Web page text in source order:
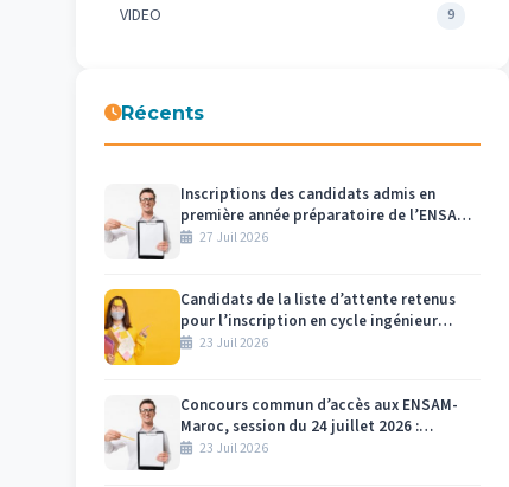
VIDEO 9
Récents
Inscriptions des candidats admis en
première année préparatoire de l’ENSAM
– Meknès au titre de l’année universitaire
27 Juil 2026
Candidats de la liste d’attente retenus
pour l’inscription en cycle ingénieur
ENSAM Meknès 2026-2027
23 Juil 2026
Concours commun d’accès aux ENSAM-
Maroc, session du 24 juillet 2026 :
Affectation des numéros des candidats et
23 Juil 2026